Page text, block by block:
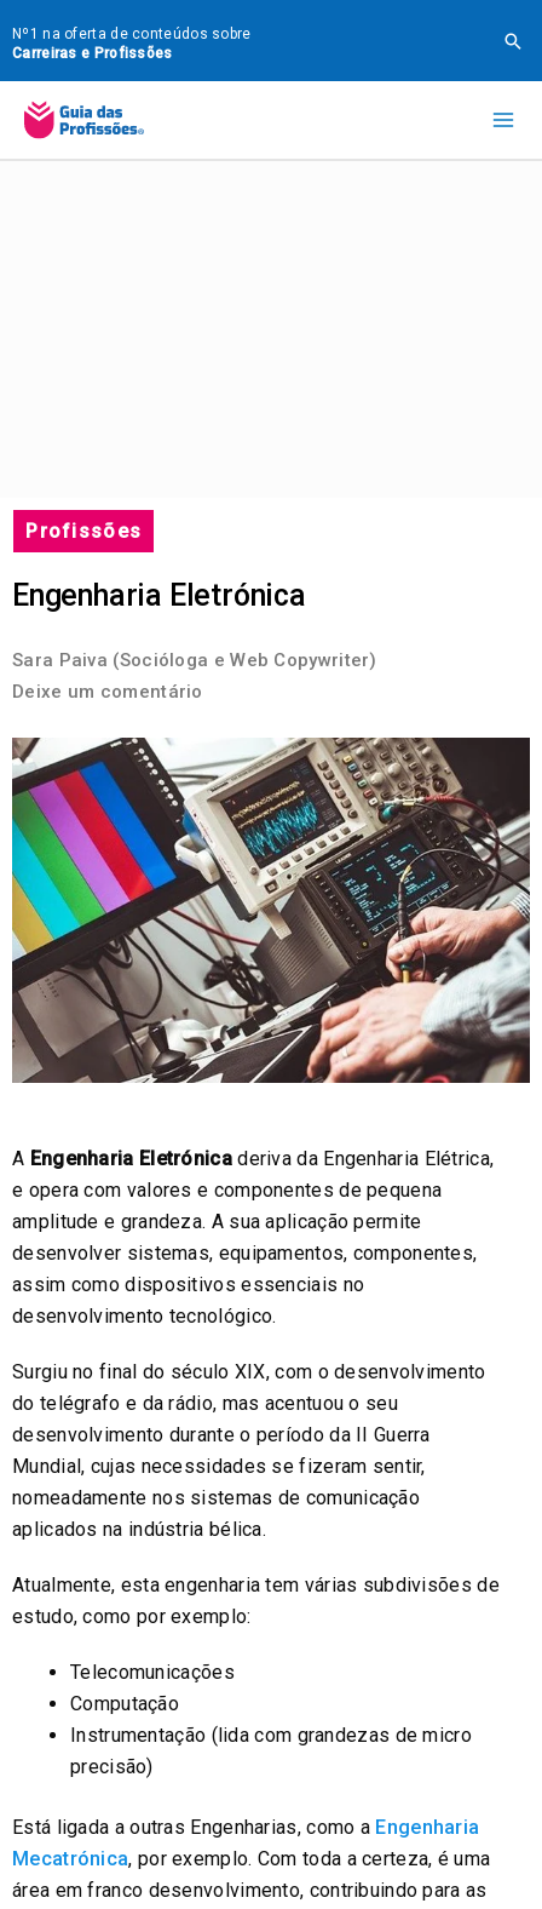
para
o
conteúdo
Nº1 na oferta de conteúdos sobre
Carreiras e Profissões
Profissões
Engenharia Eletrónica
Sara Paiva (Socióloga e Web Copywriter)
Deixe um comentário
A Engenharia Eletrónicaderiva da Engenharia Elétrica,
e opera com valores e componentes de pequena
amplitude e grandeza. A sua aplicação permite
desenvolver sistemas, equipamentos, componentes,
assim como dispositivos essenciais no
desenvolvimento tecnológico.
Surgiu no final do século XIX, com o desenvolvimento
do telégrafo e da rádio, mas acentuou o seu
desenvolvimento durante o período da II Guerra
Mundial, cujas necessidades se fizeram sentir,
nomeadamente nos sistemas de comunicação
aplicados na indústria bélica.
Atualmente, esta engenharia tem várias subdivisões de
estudo, como por exemplo:
Telecomunicações
Computação
Instrumentação (lida com grandezas de micro
precisão)
Está ligada a outras Engenharias, como a Engenharia
Mecatrónica, por exemplo. Com toda a certeza, é uma
área em franco desenvolvimento, contribuindo para as